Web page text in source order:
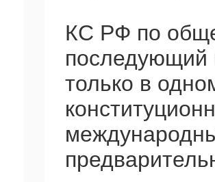
КС РФ по
последующий
только в